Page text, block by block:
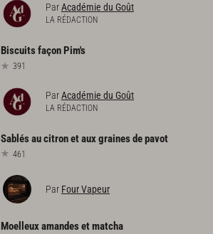
ParAcadémie du Goût
LA RÉDACTION
Biscuitsfaçon Pim's
391
ParAcadémie du Goût
LA RÉDACTION
Sablésaucitronetauxgrainesdepavot
461
Par Four Vapeur
Moelleuxamandesetmatcha